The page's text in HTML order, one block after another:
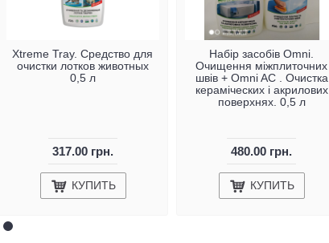
Xtreme Tray. Средство для
очистки лотков животных
0,5 л
317.00 грн.
КУПИТЬ
Набір засобів Omni.
Очищення міжплиточних
швів + Omni AC . Очистка
кераміческих і акрилових
поверхнях. 0,5 л
480.00 грн.
КУПИТЬ